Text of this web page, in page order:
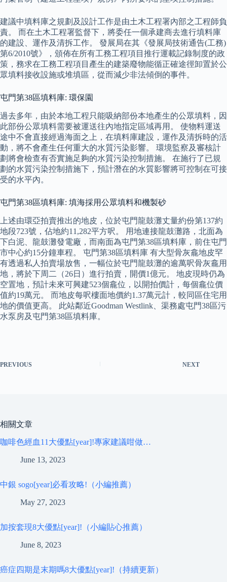
建議中填料庫之規劃及設計工作是由土木工程署內部之工程師負
責。 而在土木工程署監督下，將委任一個承建商去進行填料庫
的建設、運作及清拆工作。 發展局在其《發展局技術通告(工務)
第6/2010號》，頒佈在所有工務工程項目推行運載記錄制度的政
策，務求在工務工程項目產生的建築廢物能循正確途徑卸置於公
眾填料接收設施或堆填區，從而減少非法傾倒的事件。
屯門第38區填料庫: 環保園
過去多年，由於本地工程只能吸納部份本地產生的公眾填料，因
此部份公眾填料需要被運送往內地指定區域再用。 使物料運送
途中不會直接經過海面之上，在填料庫建設，運作及清拆時的活
動，將不會產生任何重大的水質污染影響。 環境監察及審核計
劃將會檢查有否實施足夠的水質污染控制措施。 在施行了已規
劃的水質污染控制措施下，預計潛在的水質影響將可控制在可接
受的水平內。
屯門第38區填料庫: 填海採用公眾填料和機製砂
上述由環亞拍賣推出的地皮，位於屯門龍鼓灘丈量約份第137約
地段723號，佔地約11,282平方呎。 用地連接龍鼓灘路，北面為
下白泥、龍鼓灘發電廠，而南面為屯門第38區填料庫，前住屯門
市中心約15分鐘車程。 屯門第38區填料庫 有大型骨灰龕地皮罕
有透過私人拍賣場放售，一幅位於屯門龍鼓灘的逾萬呎骨灰龕用
地，將於下周二（26日）進行拍賣，開價1億元。 地皮現時仍為
空置地，預計未來可興建523個龕位，以開拍價計，每個龕位價
值約19萬元。 而地皮每呎樓面地價約1.37萬元計，較同區住宅用
地的價值更高。 此站鄰近Goodman Westlink、渠務處屯門38區污
水泵房及屯門第38區填料庫。
PREVIOUS NEXT
相關文章
咖啡色經血11大優點[year]!專家建議咁做…
June 13, 2023
中銀 sogo[year]必看攻略!（小編推薦）
May 27, 2023
加按套現8大優點[year]!（小編貼心推薦）
June 8, 2023
癌症四期是末期嗎8大優點[year]!（持續更新）